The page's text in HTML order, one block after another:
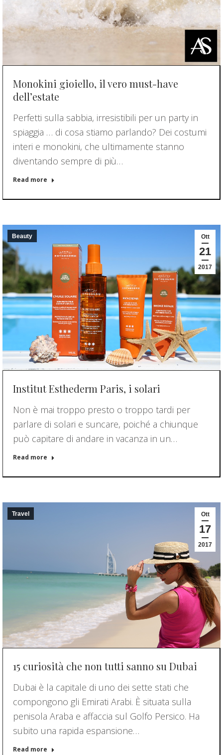
Monokini gioiello, il vero must-have
dell’estate
Perfetti sulla sabbia, irresistibili per un party in
spiaggia … di cosa stiamo parlando? Dei costumi
interi e monokini, che ultimamente stanno
diventando sempre di più…
Read more
Ott
21
2017
Beauty
Institut Esthederm Paris, i solari
Non è mai troppo presto o troppo tardi per
parlare di solari e suncare, poiché a chiunque
può capitare di andare in vacanza in un…
Read more
Ott
17
2017
Travel
15 curiosità che non tutti sanno su Dubai
Dubai è la capitale di uno dei sette stati che
compongono gli Emirati Arabi. È situata sulla
penisola Araba e affaccia sul Golfo Persico. Ha
subito una rapida espansione…
Read more